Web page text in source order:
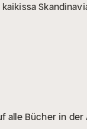
alle Bücher in der